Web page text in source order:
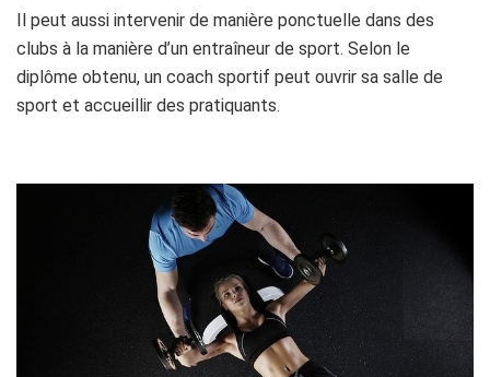
Il peut aussi intervenir de manière ponctuelle dans des
clubs à la manière d’un entraîneur de sport. Selon le
diplôme obtenu, un coach sportif peut ouvrir sa salle de
sport et accueillir des pratiquants.